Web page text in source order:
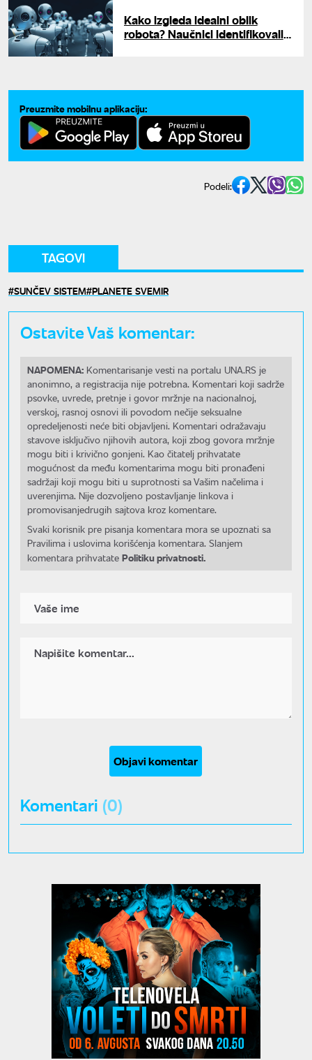
Kako izgleda idealni oblik
robota? Naučnici identifikovali
Preuzmite mobilnu aplikaciju:
Podeli:
TAGOVI
SUNČEV SISTEM PLANETE SVEMIR
Ostavite Vaš komentar:
NAPOMENA: Komentarisanje vesti na portalu UNA.RS je
anonimno, a registracija nije potrebna. Komentari koji sadrže
psovke, uvrede, pretnje i govor mržnje na nacionalnoj,
verskoj, rasnoj osnovi ili povodom nečije seksualne
opredeljenosti neće biti objavljeni. Komentari odražavaju
stavove isključivo njihovih autora, koji zbog govora mržnje
mogu biti i krivično gonjeni. Kao čitatelj prihvatate
mogućnost da među komentarima mogu biti pronađeni
sadržaji koji mogu biti u suprotnosti sa Vašim načelima i
uverenjima. Nije dozvoljeno postavljanje linkova i
promovisanjedrugih sajtova kroz komentare.
Svaki korisnik pre pisanja komentara mora se upoznati sa
Pravilima i uslovima korišćenja komentara. Slanjem
komentara prihvatate Politiku privatnosti.
Objavi komentar
Komentari (0)